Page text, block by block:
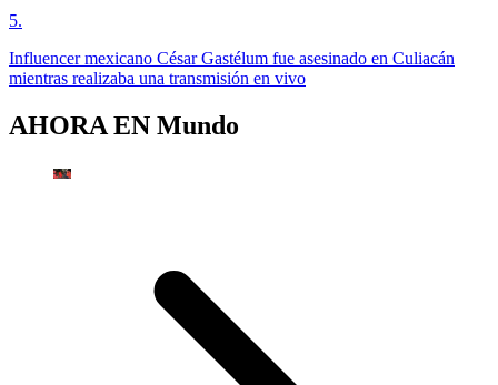
5.
Influencer mexicano César Gastélum fue asesinado en Culiacán
mientras realizaba una transmisión en vivo
AHORA EN Mundo